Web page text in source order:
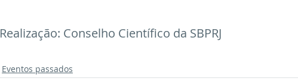
Realização: Conselho Científico da SBPRJ
Eventos passados